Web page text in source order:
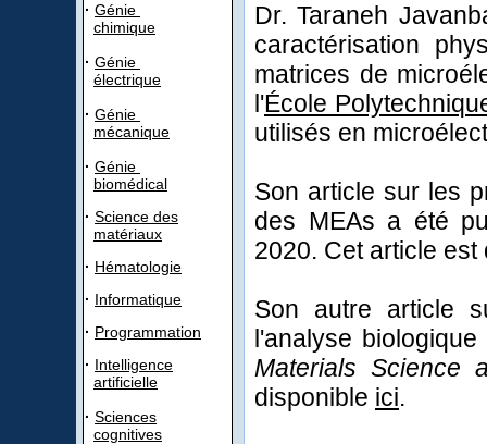
· Génie
chimique
· Génie
électrique
· Génie
mécanique
· Génie
biomédical
· Science des
matériaux
· Hématologie
· Informatique
· Programmation
· Intelligence
artificielle
· Sciences
cognitives
Dr. Taraneh
caractérisation
matrices de
l'École
utilisés en
Son article sur les
des MEAs a été
2020. Cet article
Son autre article
l'analyse
Materials Science
disponible ici.